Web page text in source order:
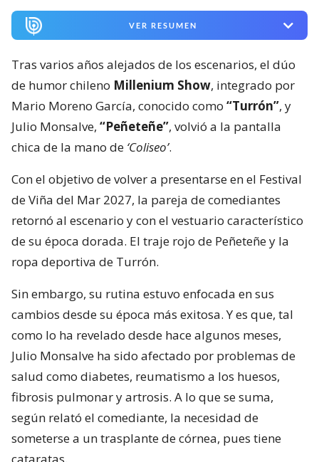
VER RESUMEN
Tras varios años alejados de los escenarios, el dúo
de humor chileno Millenium Show, integrado por
Mario Moreno García, conocido como “Turrón”, y
Julio Monsalve, “Peñeteñe”, volvió a la pantalla
chica de la mano de ‘Coliseo’.
Con el objetivo de volver a presentarse en el Festival
de Viña del Mar 2027, la pareja de comediantes
retornó al escenario y con el vestuario característico
de su época dorada. El traje rojo de Peñeteñe y la
ropa deportiva de Turrón.
Sin embargo, su rutina estuvo enfocada en sus
cambios desde su época más exitosa. Y es que, tal
como lo ha revelado desde hace algunos meses,
Julio Monsalve ha sido afectado por problemas de
salud como diabetes, reumatismo a los huesos,
fibrosis pulmonar y artrosis. A lo que se suma,
según relató el comediante, la necesidad de
someterse a un trasplante de córnea, pues tiene